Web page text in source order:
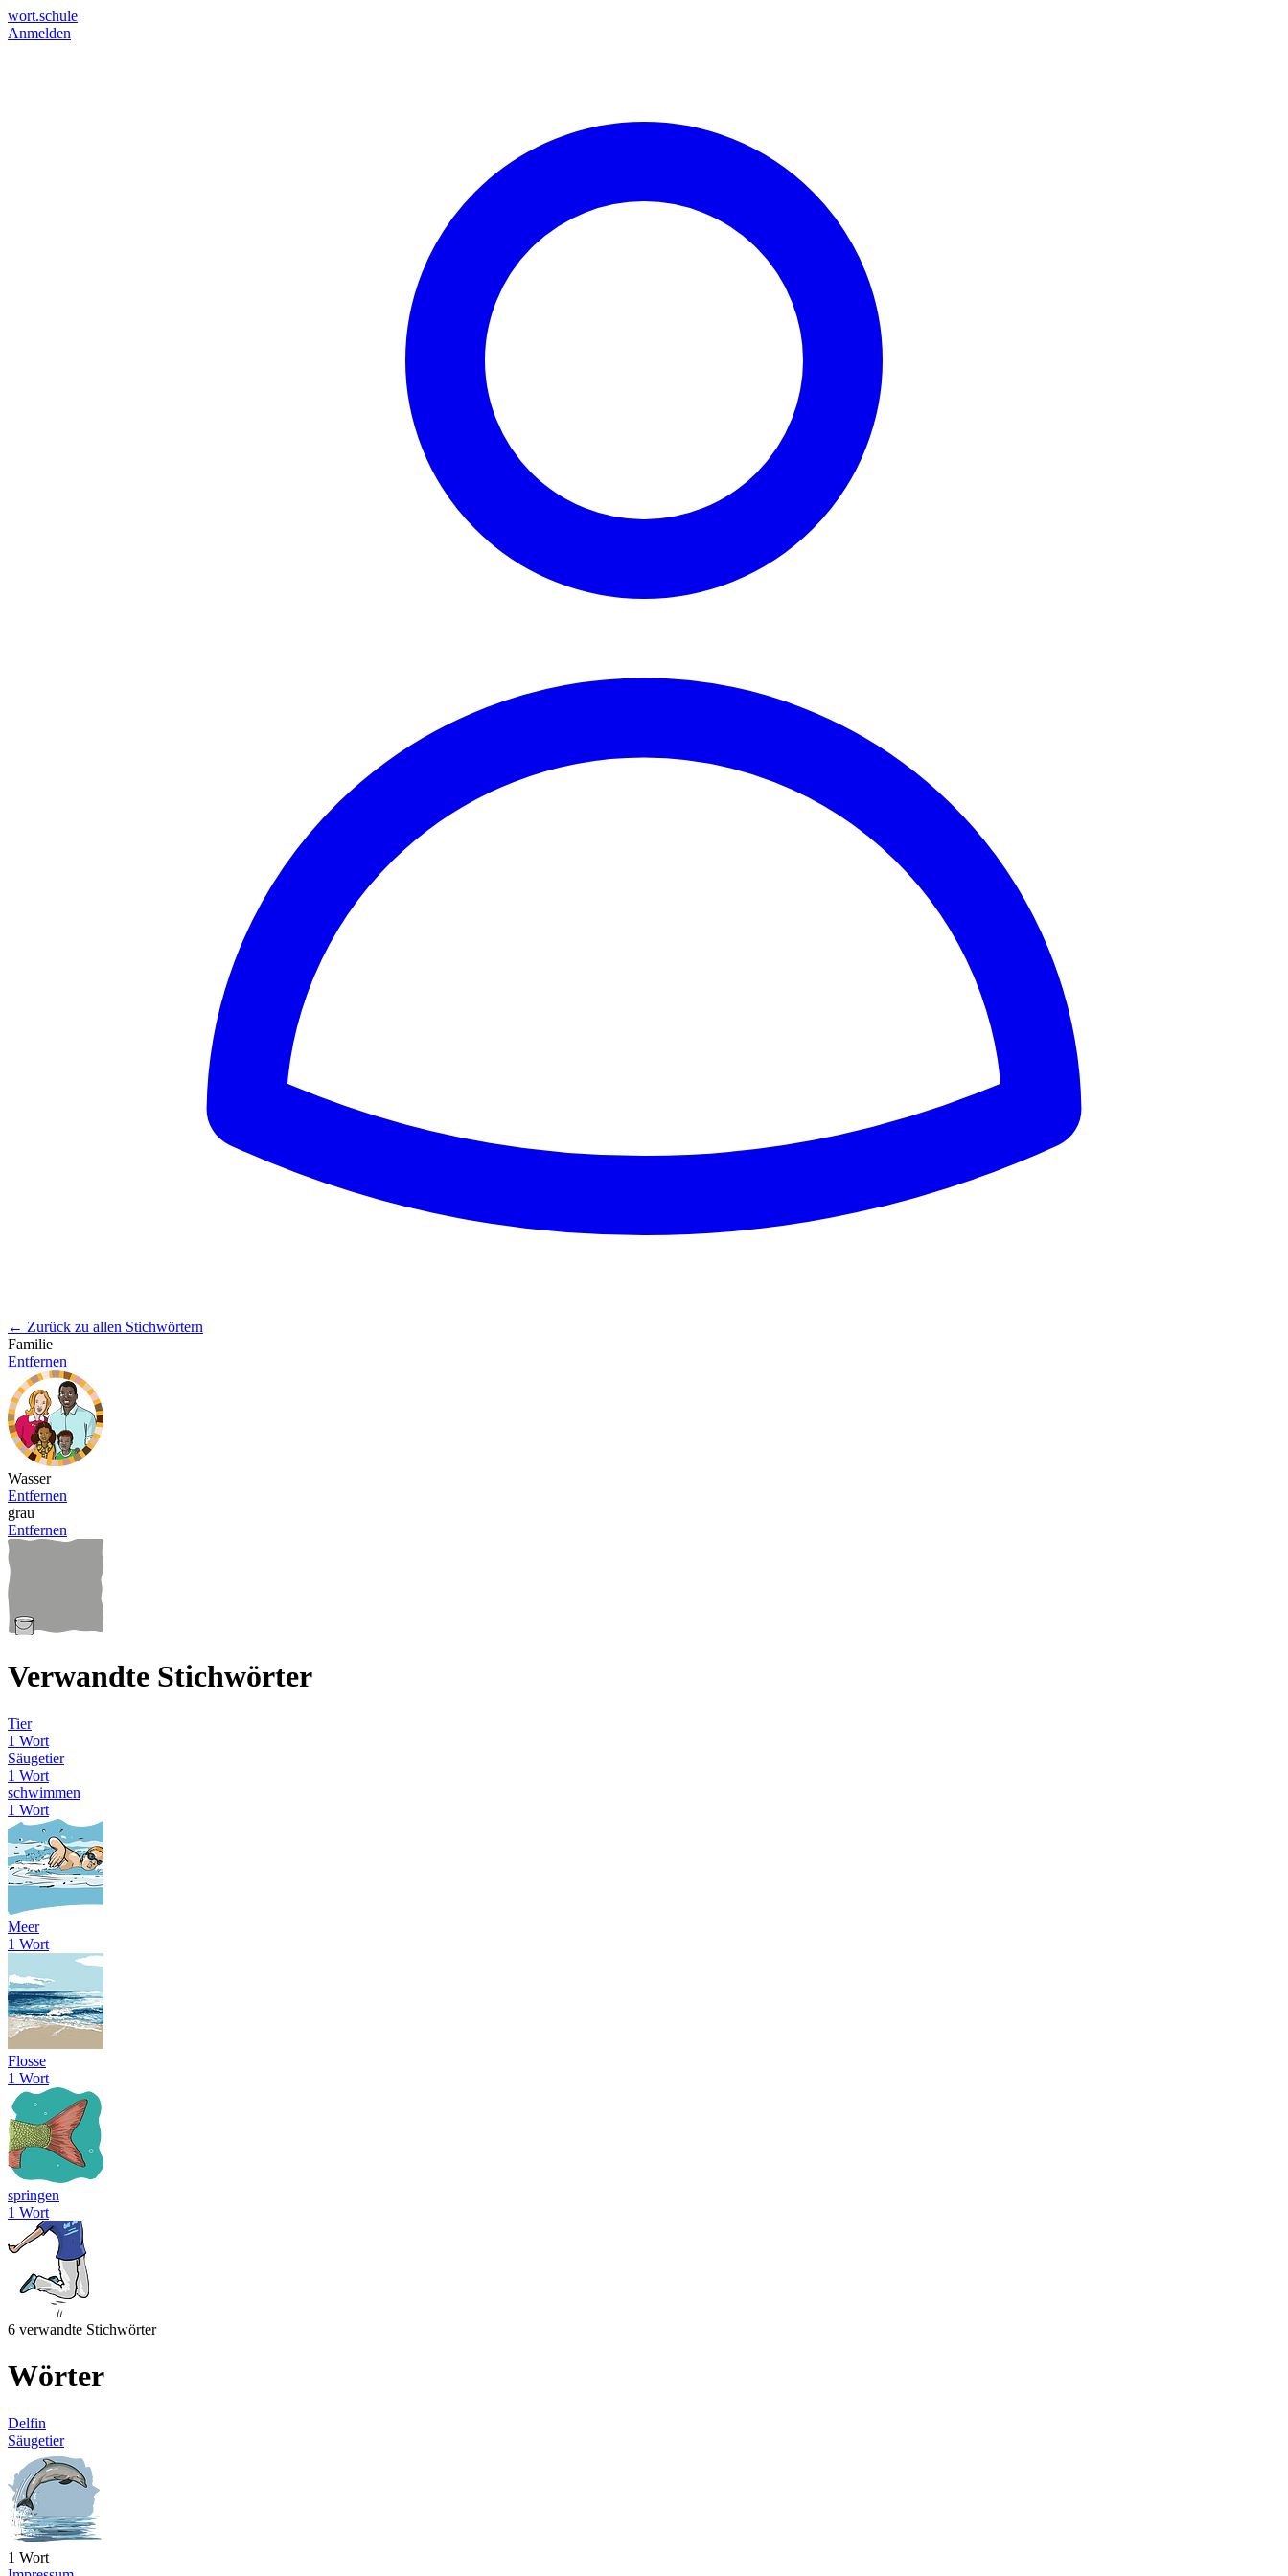
wort.schule
Anmelden
← Zurück zu allen Stichwörtern
Familie
Entfernen
Wasser
Entfernen
grau
Entfernen
Verwandte Stichwörter
Tier
1 Wort
Säugetier
1 Wort
schwimmen
1 Wort
Meer
1 Wort
Flosse
1 Wort
springen
1 Wort
6 verwandte Stichwörter
Wörter
Delfin
Säugetier
1 Wort